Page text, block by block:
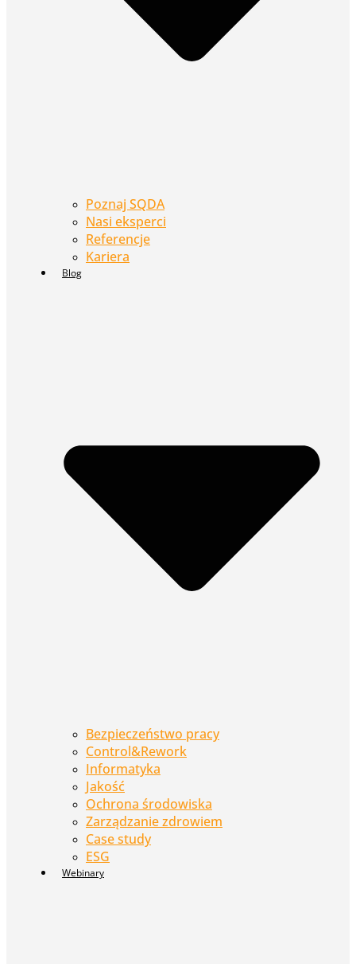
Poznaj SQDA
Nasi eksperci
Referencje
Kariera
Blog
Bezpieczeństwo pracy
Control&Rework
Informatyka
Jakość
Ochrona środowiska
Zarządzanie zdrowiem
Case study
ESG
Webinary